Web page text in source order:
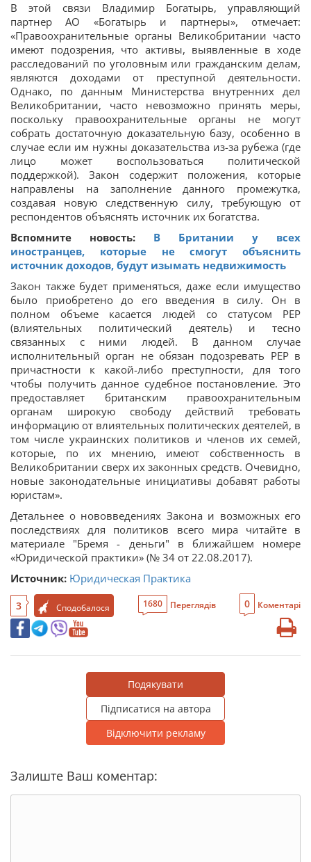
В этой связи Владимир Богатырь, управляющий
партнер АО «Богатырь и партнеры», отмечает:
«Правоохранительные органы Великобритании часто
имеют подозрения, что активы, выявленные в ходе
расследований по уголовным или гражданским делам,
являются доходами от преступной деятельности.
Однако, по данным Министерства внутренних дел
Великобритании, часто невозможно принять меры,
поскольку правоохранительные органы не могут
собрать достаточную доказательную базу, особенно в
случае если им нужны доказательства из-за рубежа (где
лицо может воспользоваться политической
поддержкой). Закон содержит положения, которые
направлены на заполнение данного промежутка,
создавая новую следственную силу, требующую от
респондентов объяснять источник их богатства.
Вспомните новость: В Британии у всех
иностранцев, которые не смогут объяснить
источник доходов, будут изымать недвижимость
Закон также будет применяться, даже если имущество
было приобретено до его введения в силу. Он в
полном объеме касается людей со статусом PEP
(влиятельных политический деятель) и тесно
связанных с ними людей. В данном случае
исполнительный орган не обязан подозревать PEP в
причастности к какой-либо преступности, для того
чтобы получить данное судебное постановление. Это
предоставляет британским правоохранительным
органам широкую свободу действий требовать
информацию от влиятельных политических деятелей, в
том числе украинских политиков и членов их семей,
которые, по их мнению, имеют собственность в
Великобритании сверх их законных средств. Очевидно,
новые законодательные инициативы добавят работы
юристам».
Детальнее о нововведениях Закона и возможных его
последствиях для политиков всего мира читайте в
материале "Бремя - деньги" в ближайшем номере
«Юридической практики» (№ 34 от 22.08.2017).
Источник: Юридическая Практика
3 Сподобалося 1680 Переглядів 0 Коментарі
Подякувати
Підписатися на автора
Відключити рекламу
Залиште Ваш коментар: